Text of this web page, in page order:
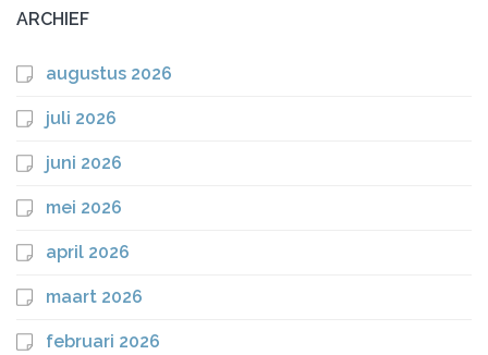
ARCHIEF
augustus 2026
juli 2026
juni 2026
mei 2026
april 2026
maart 2026
februari 2026